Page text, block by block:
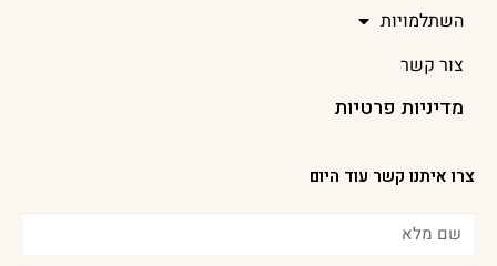
השתלמויות
צור קשר
מדיניות פרטיות
צרו איתנו קשר עוד היום